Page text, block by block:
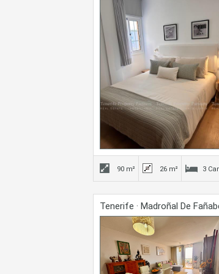
90 m² 26 m² 3
Tenerife · Madroñal De